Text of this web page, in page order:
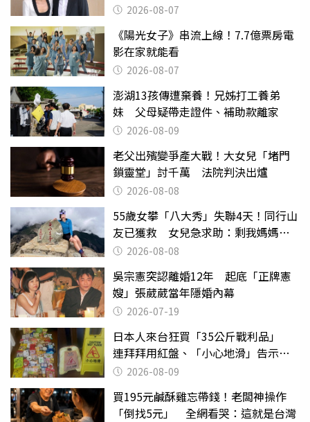
2026-08-07
《陽光女子》串流上線！7.7億票房電
影在家就能看
2026-08-07
澎湖13孩傳遭棄養！兄姊打工養弟
妹 父母疑帶走證件、補助款離家
2026-08-09
老父出殯變爭產大戰！大女兒「堵門
鎖靈堂」討千萬 法院判決出爐
2026-08-08
55歲女攀「八大秀」失聯4天！同行山
友已獲救 女兒急求助：剩我媽媽還
沒找到
2026-08-08
吳宗憲突認離婚12年 起底「正牌憲
嫂」張葳葳當年隱婚內幕
2026-07-19
日本人來台狂買「35公斤戰利品」
連拜拜用紅盤、「小心地滑」告示牌
也帶回家
2026-08-09
買195元鹹酥雞忘帶錢！老闆神操作
「倒找5元」 全網看哭：這就是台灣